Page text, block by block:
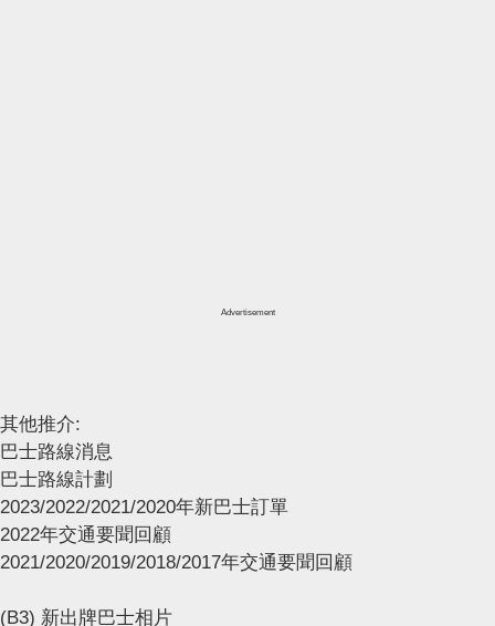
Advertisement
其他推介:
巴士路線消息
巴士路線計劃
2023/2022/2021/2020年新巴士訂單
2022年交通要聞回顧
2021/2020/2019/2018/2017年交通要聞回顧
(B3) 新出牌巴士相片